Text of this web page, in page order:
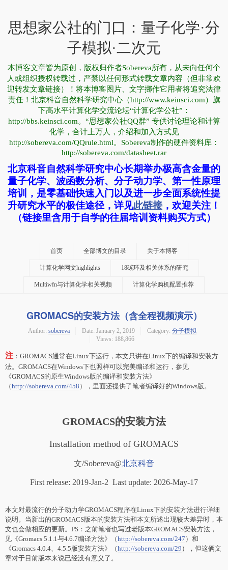
思想家公社的门口：量子化学·分
子模拟·二次元
本博客文章皆为原创，版权归作者Sobereva所有，从未向任何个
人或组织授权转载过，严禁以任何形式转载文章内容（但非常欢
迎转发文章链接）！将本博客图片、文字挪作它用者将追究法律
责任！北京科音自然科学研究中心（http://www.keinsci.com）旗
下高水平计算化学交流论坛“计算化学公社”：
http://bbs.keinsci.com。“思想家公社QQ群” 专供讨论理论和计算
化学，合计上万人，介绍和加入方式见
http://sobereva.com/QQrule.html。Sobereva制作的硬件资料库：
http://sobereva.com/datasheet.rar
北京科音自然科学研究中心长期举办极高含金量的
量子化学、波函数分析、分子动力学、第一性原理
培训，是零基础快速入门以及进一步全面系统性提
升研究水平的极佳途径，详见此链接，欢迎关注！
（链接里含用于自学的往届培训资料购买方式）
首页 全部博文的目录 关于本博客
计算化学网文highlights 18碳环及相关体系的研究
Multiwfn与计算化学相关视频 计算化学购机配置推荐
GROMACS的安装方法（含全程视频演示）
Author: sobereva Date: January 2, 2019 Category: 分子模拟
Views: 188,866
注 ：GROMACS通常在Linux下运行，本文只讲在Linux下的编译和安装方
法。GROMACS在Windows下也照样可以完美编译和运行，参见
《GROMACS的原生Windows版的编译和安装方法》
（http://sobereva.com/458 ），里面还提供了笔者编译好的Windows版。
GROMACS的安装方法
Installation method of GROMACS
文/Sobereva@北京科音
First release: 2019-Jan-2 Last update: 2026-May-17
本文对最流行的分子动力学GROMACS程序在Linux下的安装方法进行详细
说明。当新出的GROMACS版本的安装方法和本文所述出现较大差异时，本
文也会做相应的更新。PS：之前笔者也写过老版本GROMACS安装方法，
见《Gromacs 5.1.1与4.6.7编译方法》（http://sobereva.com/247 ）和
《Gromacs 4.0.4、4.5.5版安装方法》（http://sobereva.com/29 ），但这俩文
章对于目前版本来说已经没有意义了。